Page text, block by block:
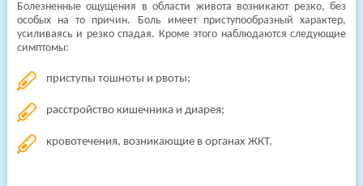
Болезненные ощущения в области живота возникают резко, без
особых на то причин. Боль имеет приступообразный характер,
усиливаясь и резко спадая. Кроме этого наблюдаются следующие
симптомы:
приступы тошноты и рвоты;
расстройство кишечника и диарея;
кровотечения, возникающие в органах ЖКТ.